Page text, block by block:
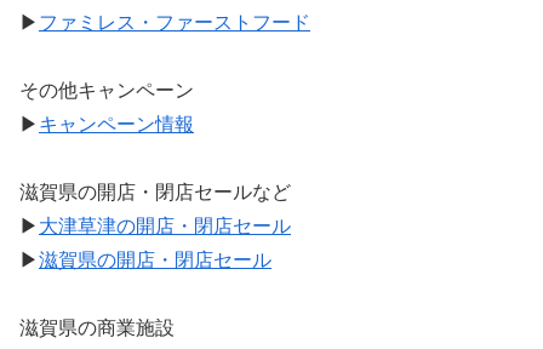
▶ ファミレス・ファーストフード
その他キャンペーン
▶ キャンペーン情報
滋賀県の開店・閉店セールなど
▶ 大津草津の開店・閉店セール
▶滋賀県の開店・閉店セール
滋賀県の商業施設